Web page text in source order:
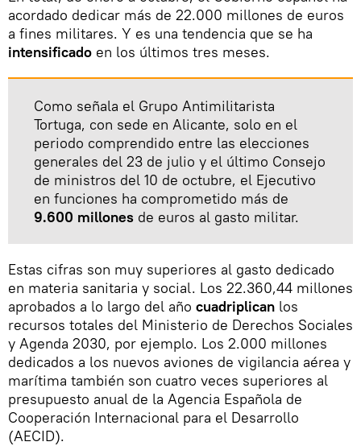
acordado dedicar más de 22.000 millones de euros
a fines militares. Y es una tendencia que se ha
intensificado en los últimos tres meses.
Como señala el Grupo Antimilitarista
Tortuga, con sede en Alicante, solo en el
periodo comprendido entre las elecciones
generales del 23 de julio y el último Consejo
de ministros del 10 de octubre, el Ejecutivo
en funciones ha comprometido más de
9.600 millones de euros al gasto militar.
Estas cifras son muy superiores al gasto dedicado
en materia sanitaria y social. Los 22.360,44 millones
aprobados a lo largo del año cuadriplican los
recursos totales del Ministerio de Derechos Sociales
y Agenda 2030, por ejemplo. Los 2.000 millones
dedicados a los nuevos aviones de vigilancia aérea y
marítima también son cuatro veces superiores al
presupuesto anual de la Agencia Española de
Cooperación Internacional para el Desarrollo
(AECID).